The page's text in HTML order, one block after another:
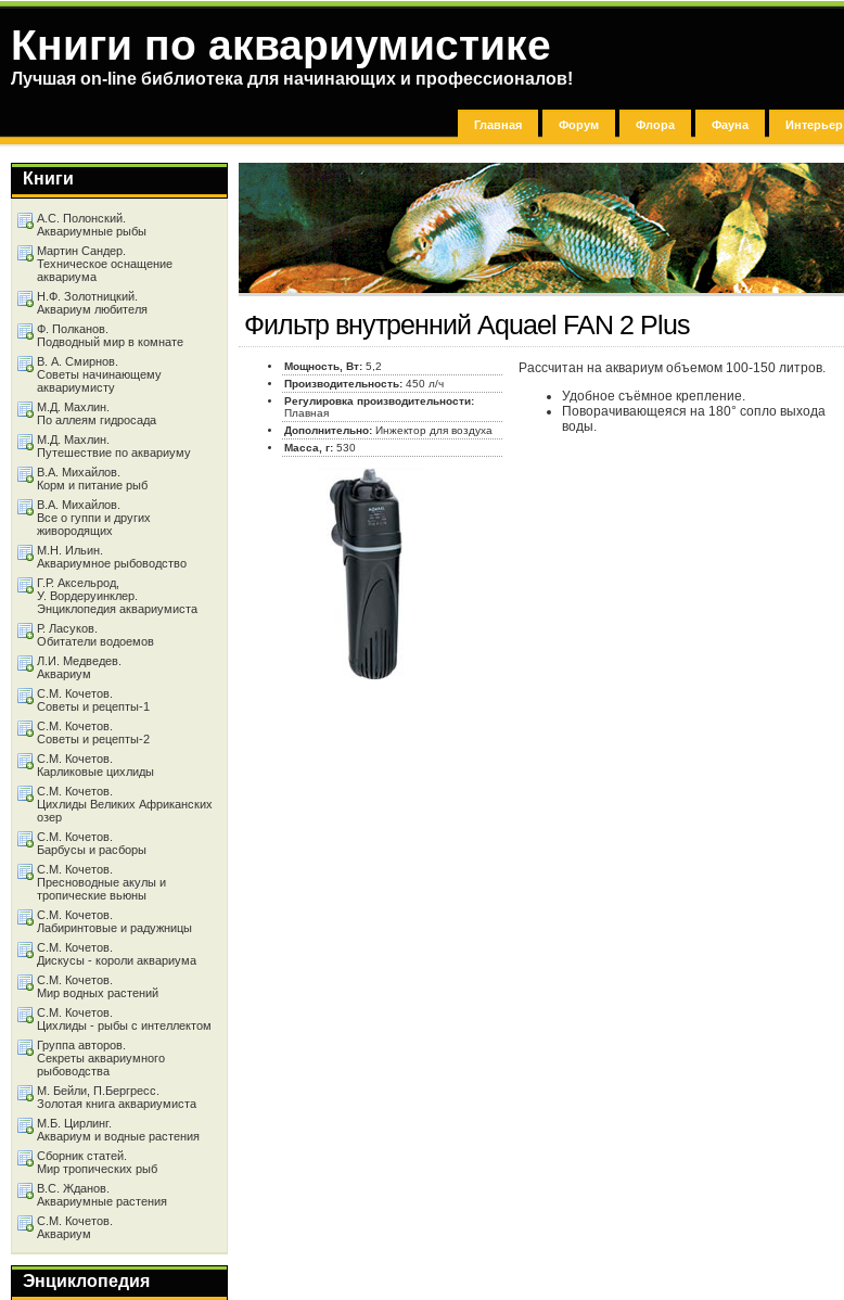
Книги по аквариумистике
Лучшая on-line библиотека для начинающих и профессионалов!
Главная Форум Флора Фауна Интерьер
Фильтр внутренний Aquael FAN 2 Plus
Мощность, Вт: 5,2
Производительность: 450 л/ч
Регулировка производительности:
Плавная
Дополнительно: Инжектор для воздуха
Масса, г: 530
Рассчитан на аквариум объемом 100-150 литров.
Удобное съёмное крепление.
Поворачивающеяся на 180° сопло выхода
воды.
Книги
А.С. Полонский.
Аквариумные рыбы
Мартин Сандер.
Техническое оснащение
аквариума
Н.Ф. Золотницкий.
Аквариум любителя
Ф. Полканов.
Подводный мир в комнате
В. А. Смирнов.
Советы начинающему
аквариумисту
М.Д. Махлин.
По аллеям гидросада
М.Д. Махлин.
Путешествие по аквариуму
В.А. Михайлов.
Корм и питание рыб
В.А. Михайлов.
Все о гуппи и других
живородящих
М.Н. Ильин.
Аквариумное рыбоводство
Г.Р. Аксельрод,
У. Вордеруинклер.
Энциклопедия аквариумиста
Р. Ласуков.
Обитатели водоемов
Л.И. Медведев.
Аквариум
С.М. Кочетов.
Советы и рецепты-1
С.М. Кочетов.
Советы и рецепты-2
С.М. Кочетов.
Карликовые цихлиды
С.М. Кочетов.
Цихлиды Великих Африканских
озер
С.М. Кочетов.
Барбусы и расборы
С.М. Кочетов.
Пресноводные акулы и
тропические вьюны
С.М. Кочетов.
Лабиринтовые и радужницы
С.М. Кочетов.
Дискусы - короли аквариума
С.М. Кочетов.
Мир водных растений
С.М. Кочетов.
Цихлиды - рыбы с интеллектом
Группа авторов.
Секреты аквариумного
рыбоводства
М. Бейли, П.Бергресс.
Золотая книга аквариумиста
М.Б. Цирлинг.
Аквариум и водные растения
Сборник статей.
Мир тропических рыб
В.С. Жданов.
Аквариумные растения
С.М. Кочетов.
Аквариум
Энциклопедия